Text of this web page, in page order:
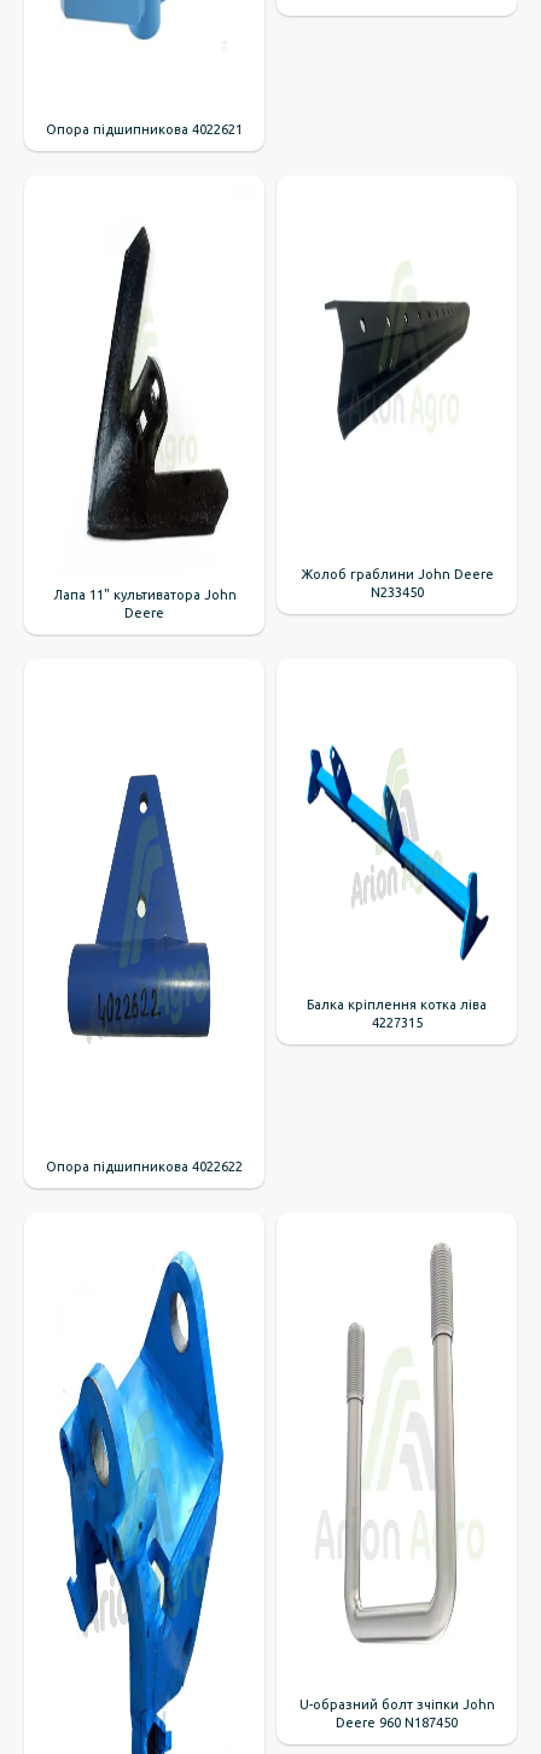
Опора підшипникова 4022621
Лапа 11" культиватора John
Deere
Жолоб граблини John Deere
N233450
Опора підшипникова 4022622
Балка кріплення котка ліва
4227315
U-образний болт зчіпки John
Deere 960 N187450